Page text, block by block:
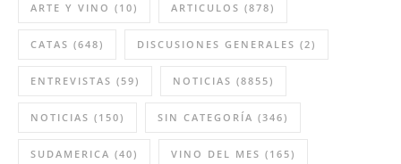
ARTE Y VINO (10) ARTICULOS (878)
CATAS (648) DISCUSIONES GENERALES (2)
ENTREVISTAS (59) NOTICIAS (8855)
NOTICIAS (150) SIN CATEGORÍA (346)
SUDAMERICA (40) VINO DEL MES (165)